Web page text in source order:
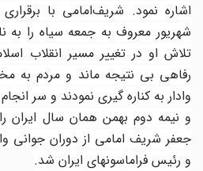
شهریور معروف به جمعه سیاه را به
تلاش او در تغییر مسیر انقلاب
رفاهی بی نتیجه ماند و مردم به
و نیمه دوم بهمن همان سال ایران
جعفر شریف امامی از دوران جوانی
و رئیس فراماسونهای ایران شد.